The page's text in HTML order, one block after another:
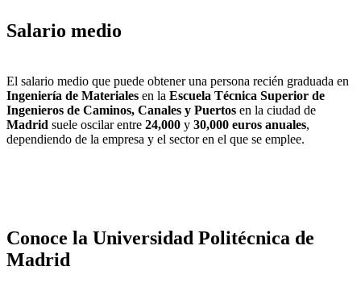
Salario medio
El salario medio que puede obtener una persona recién graduada en
Ingeniería de Materiales en la Escuela Técnica Superior de
Ingenieros de Caminos, Canales y Puertos en la ciudad de
Madrid suele oscilar entre 24,000 y 30,000 euros anuales,
dependiendo de la empresa y el sector en el que se emplee.
Conoce la Universidad Politécnica de
Madrid